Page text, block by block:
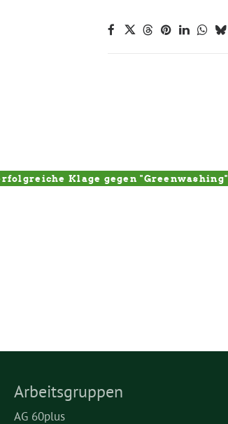
Klage gegen "Greenwashing"
Arbeitsgruppen
AG 60plus